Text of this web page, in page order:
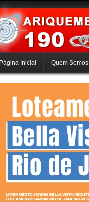
Página Inicial Quem Somos